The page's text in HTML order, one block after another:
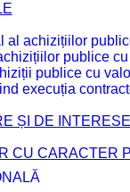
al achizițiilor
publice
publice cu
execuția
ȘI DE INTERESE
CU CARACTER